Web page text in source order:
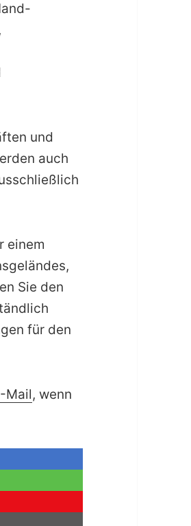
und
auch
einem
Sie den
für den
Mail, wenn